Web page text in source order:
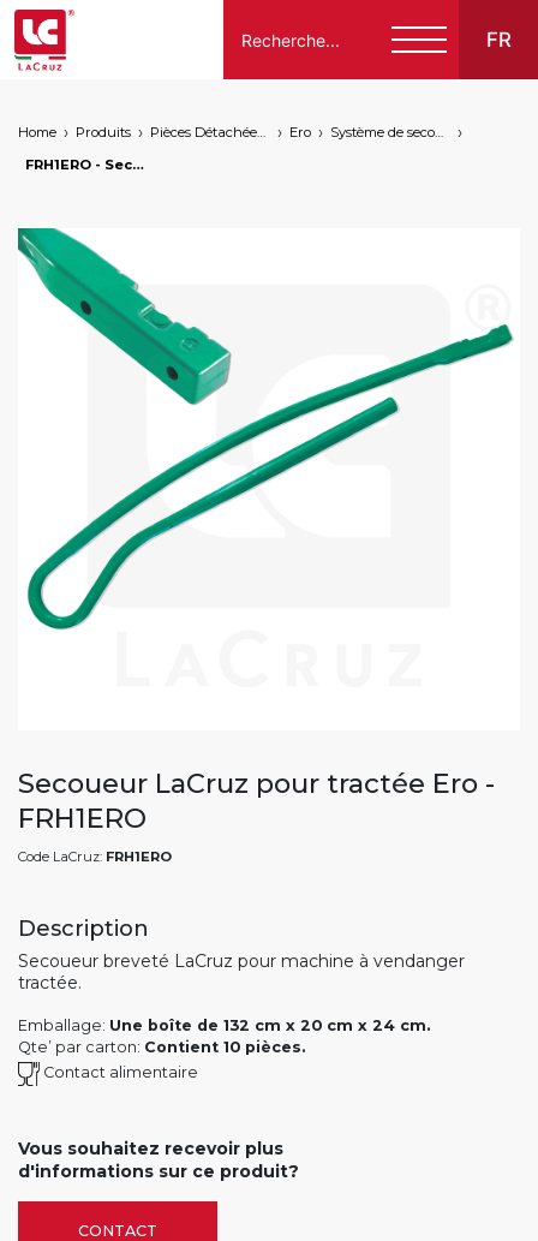
FR
Italiano
Deutsch
Home Produits Pièces Détachées Compatibles Pour Machines À Vendanger Des Marques Suivantes Ero
Système de secouage
FRH1ERO - Secoueur LaCruz pour tractée Ero, markets: []string{"A", "B", "AU"}
Secoueur LaCruz pour tractée Ero -
FRH1ERO
Code LaCruz: FRH1ERO
Description
Secoueur breveté LaCruz pour machine à vendanger
tractée.
Emballage: Une boîte de 132 cm x 20 cm x 24 cm.
Qte’ par carton: Contient 10 pièces.
Contact alimentaire
Vous souhaitez recevoir plus
d'informations sur ce produit?
CONTACT